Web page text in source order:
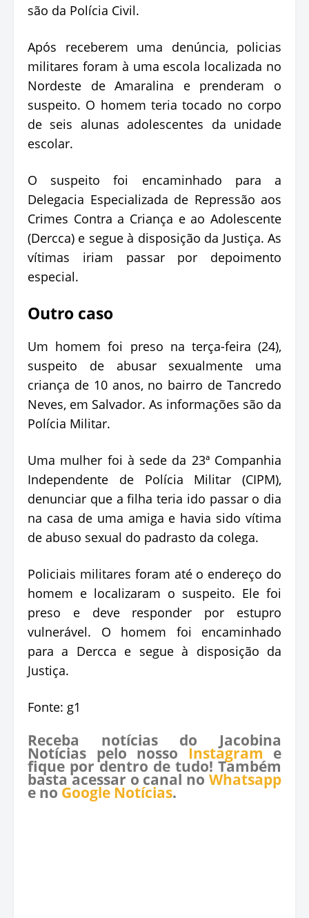
são da Polícia Civil.
Após receberem uma denúncia, policias
militares foram à uma escola localizada no
Nordeste de Amaralina e prenderam o
suspeito. O homem teria tocado no corpo
de seis alunas adolescentes da unidade
escolar.
O suspeito foi encaminhado para a
Delegacia Especializada de Repressão aos
Crimes Contra a Criança e ao Adolescente
(Dercca) e segue à disposição da Justiça. As
vítimas iriam passar por depoimento
especial.
Outro caso
Um homem foi preso na terça-feira (24),
suspeito de abusar sexualmente uma
criança de 10 anos, no bairro de Tancredo
Neves, em Salvador. As informações são da
Polícia Militar.
Uma mulher foi à sede da 23ª Companhia
Independente de Polícia Militar (CIPM),
denunciar que a filha teria ido passar o dia
na casa de uma amiga e havia sido vítima
de abuso sexual do padrasto da colega.
Policiais militares foram até o endereço do
homem e localizaram o suspeito. Ele foi
preso e deve responder por estupro
vulnerável. O homem foi encaminhado
para a Dercca e segue à disposição da
Justiça.
Fonte: g1
Receba notícias do Jacobina
Notícias pelo nosso Instagram e
fique por dentro de tudo! Também
basta acessar o canal no Whatsapp
e no Google Notícias.